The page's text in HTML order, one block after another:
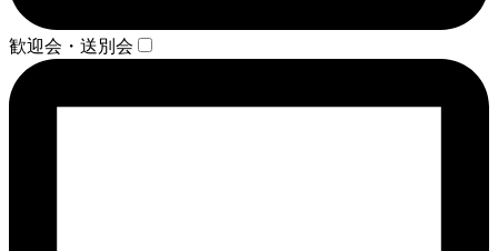
歓迎会・送別会